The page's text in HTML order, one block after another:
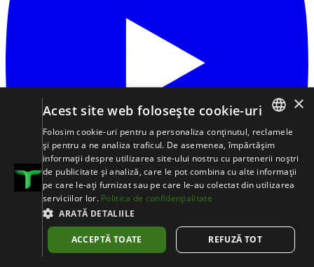
ROMANIAN
日本語
ENGLISH
POLSZCZYZNA
×
Acest site web folosește cookie-uri
Folosim cookie-uri pentru a personaliza conținutul, reclamele
și pentru a ne analiza traficul. De asemenea, împărtășim
informații despre utilizarea site-ului nostru cu partenerii noștri
de publicitate și analiză, care le pot combina cu alte informații
pe care le-ați furnizat sau pe care le-au colectat din utilizarea
serviciilor lor. Politica de confidențialitate
ARATĂ DETALIILE
ACCEPTĂ TOATE REFUZĂ TOT